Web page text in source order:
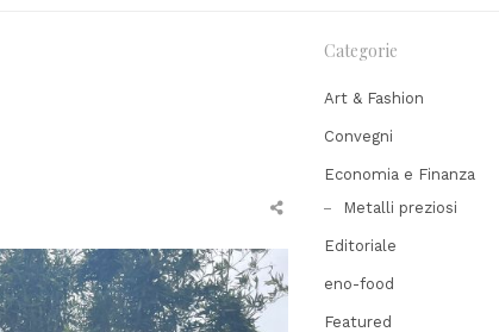
Share
post
Categorie
Art & Fashion
Convegni
Economia e Finanza
Metalli preziosi
Editoriale
eno-food
Featured